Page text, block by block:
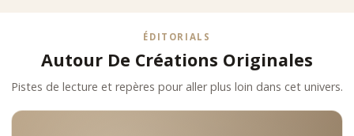
ÉDITORIALS
Autour De Créations Originales
Pistes de lecture et repères pour aller plus loin dans cet univers.